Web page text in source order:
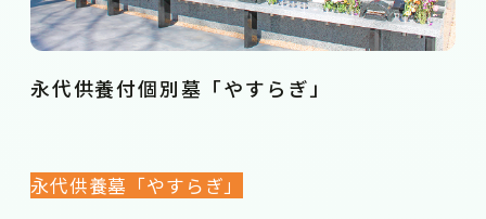
永代供養付個別墓「やすらぎ」
永代供養墓「やすらぎ」